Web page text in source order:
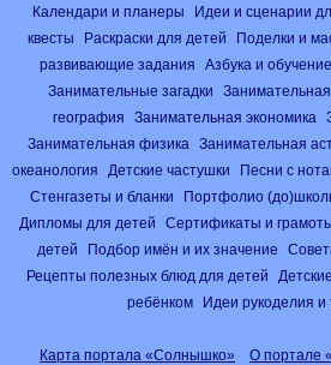
Календари и планеры
Идеи и сценарии
квесты
Раскраски для детей Поделки и
развивающие задания
Азбука и
Занимательные загадки
Занимательная
география
Занимательная экономика
Занимательная физика
Занимательная
океанология
Детские частушки Песни с
Стенгазеты и бланки
Портфолио
Дипломы для детей
Сертификаты и
детей
Подбор имён и их значение
Рецепты полезных блюд для детей
ребёнком
Идеи рукоделия и
Карта портала «Солнышко» О портале